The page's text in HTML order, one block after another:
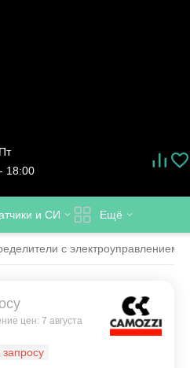
18:00
и СИ Ещё
с электроуправлением
цен: 7 августа